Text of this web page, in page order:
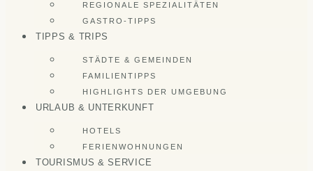
REGIONALE SPEZIALITÄTEN
GASTRO-TIPPS
TIPPS & TRIPS
STÄDTE & GEMEINDEN
FAMILIENTIPPS
HIGHLIGHTS DER UMGEBUNG
URLAUB & UNTERKUNFT
HOTELS
FERIENWOHNUNGEN
TOURISMUS & SERVICE